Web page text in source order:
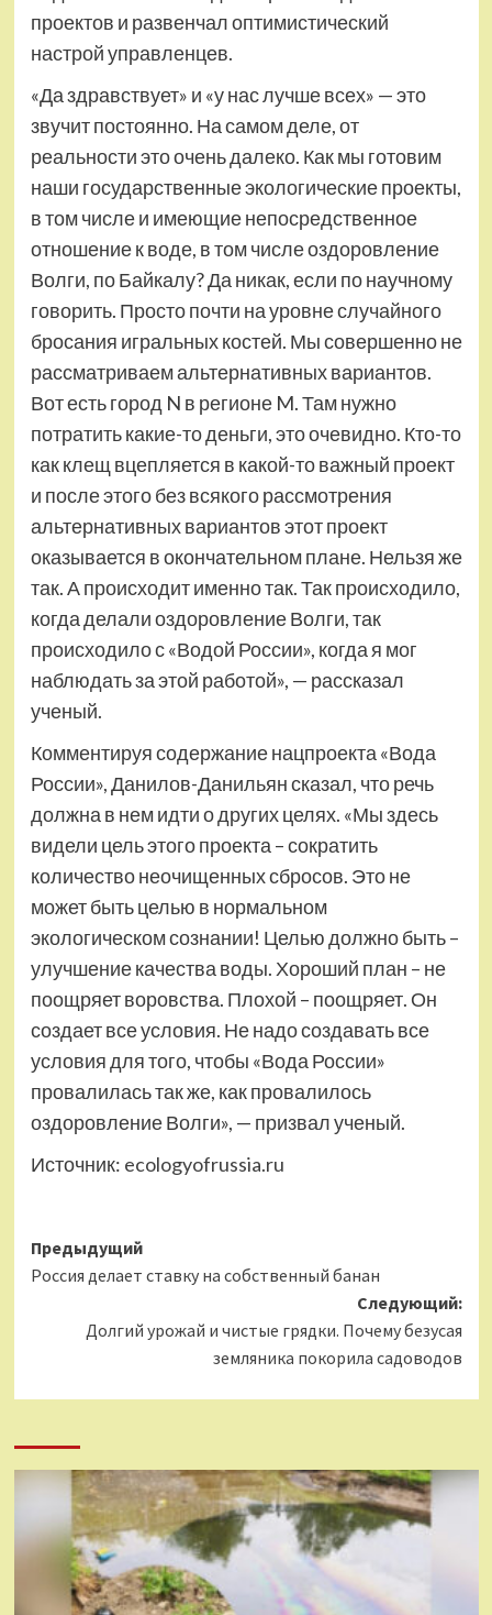
проектов и развенчал оптимистический
настрой управленцев.
«Да здравствует» и «у нас лучше всех» — это
звучит постоянно. На самом деле, от
реальности это очень далеко. Как мы готовим
наши государственные экологические проекты,
в том числе и имеющие непосредственное
отношение к воде, в том числе оздоровление
Волги, по Байкалу? Да никак, если по научному
говорить. Просто почти на уровне случайного
бросания игральных костей. Мы совершенно не
рассматриваем альтернативных вариантов.
Вот есть город N в регионе M. Там нужно
потратить какие-то деньги, это очевидно. Кто-то
как клещ вцепляется в какой-то важный проект
и после этого без всякого рассмотрения
альтернативных вариантов этот проект
оказывается в окончательном плане. Нельзя же
так. А происходит именно так. Так происходило,
когда делали оздоровление Волги, так
происходило с «Водой России», когда я мог
наблюдать за этой работой», — рассказал
ученый.
Комментируя содержание нацпроекта «Вода
России», Данилов-Данильян сказал, что речь
должна в нем идти о других целях. «Мы здесь
видели цель этого проекта – сократить
количество неочищенных сбросов. Это не
может быть целью в нормальном
экологическом сознании! Целью должно быть –
улучшение качества воды. Хороший план – не
поощряет воровства. Плохой – поощряет. Он
создает все условия. Не надо создавать все
условия для того, чтобы «Вода России»
провалилась так же, как провалилось
оздоровление Волги», — призвал ученый.
Источник: ecologyofrussia.ru
Навигация
записи
Предыдущий
Россия делает ставку на собственный банан
Следующий:
Долгий урожай и чистые грядки. Почему безусая
земляника покорила садоводов